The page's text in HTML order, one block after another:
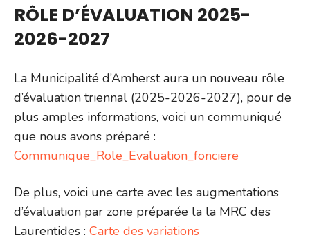
RÔLE D’ÉVALUATION 2025-
2026-2027
La Municipalité d’Amherst aura un nouveau rôle
d’évaluation triennal (2025-2026-2027), pour de
plus amples informations, voici un communiqué
que nous avons préparé :
Communique_Role_Evaluation_fonciere
De plus, voici une carte avec les augmentations
d’évaluation par zone préparée la la MRC des
Laurentides : Carte des variations